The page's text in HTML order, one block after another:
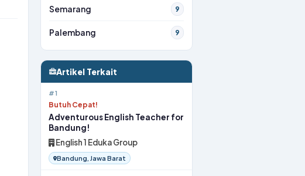
Semarang 9
Palembang 9
Artikel Terkait
#1
Butuh Cepat!
Adventurous English Teacher for
Bandung!
English 1 Eduka Group
Bandung, Jawa Barat